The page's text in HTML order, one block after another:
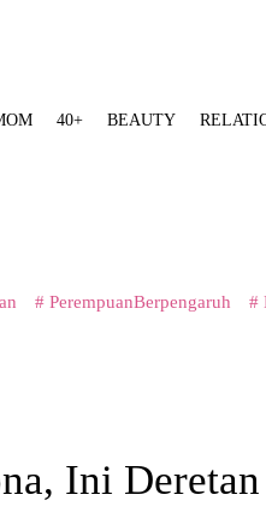
40+ BEAUTY
# PerempuanBerpengaruh #
Ini